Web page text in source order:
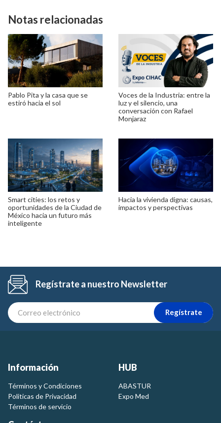
Notas relacionadas
Pablo Pita y la casa que se
estiró hacia el sol
Voces de la Industria: entre la
luz y el silencio, una
conversación con Rafael
Monjaraz
Smart cities: los retos y
oportunidades de la Ciudad de
México hacia un futuro más
inteligente
Hacia la vivienda digna: causas,
impactos y perspectivas
Regístrate a nuestro Newsletter
Regístrate
Información
Términos y Condiciones
Politicas de Privacidad
Términos de servicio
HUB
ABASTUR
Expo Med